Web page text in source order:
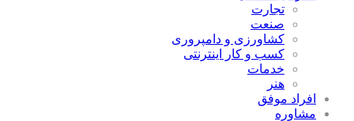
تجارت
صنعت
كشاورزی و دامپروری
كسب و كار اينترنتی
خدمات
هنر
افراد موفق
مشاوره